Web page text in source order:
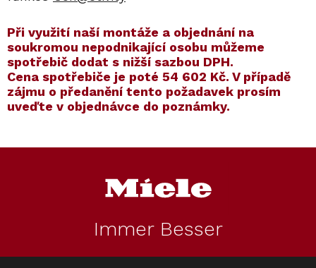
​​Při využití naší montáže a objednání na
soukromou nepodnikající osobu můžeme
spotřebič dodat s nižší sazbou DPH.
Cena spotřebiče je poté 54 602 Kč. V případě
zájmu o předanění tento požadavek prosím
uveďte v objednávce do poznámky.
Indukční deska
MIELE KM 7361 FL
Indukční deska
MIELE KM 7363 FL
Prodloužená
záruka na 5 let
Prodloužená
záruka na 10 let
Immer Besser